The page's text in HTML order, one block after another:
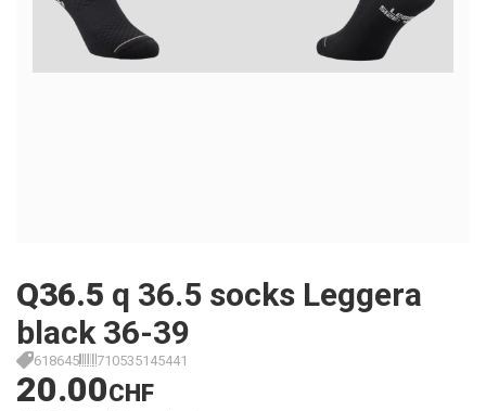
Q36.5 q 36.5 socks Leggera
black 36-39
618645 710535145441
20.00CHF